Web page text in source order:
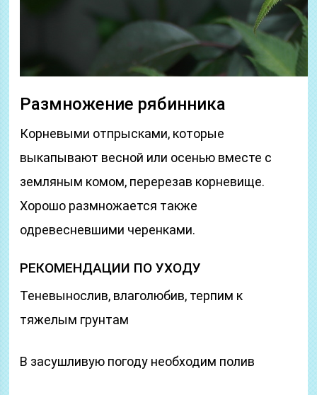
Размножение рябинника
Корневыми отпрысками, которые
выкапывают весной или осенью вместе с
земляным комом, перерезав корневище.
Хорошо размножается также
одревесневшими черенками.
РЕКОМЕНДАЦИИ ПО УХОДУ
Теневынослив, влаголюбив, терпим к
тяжелым грунтам
В засушливую погоду необходим полив